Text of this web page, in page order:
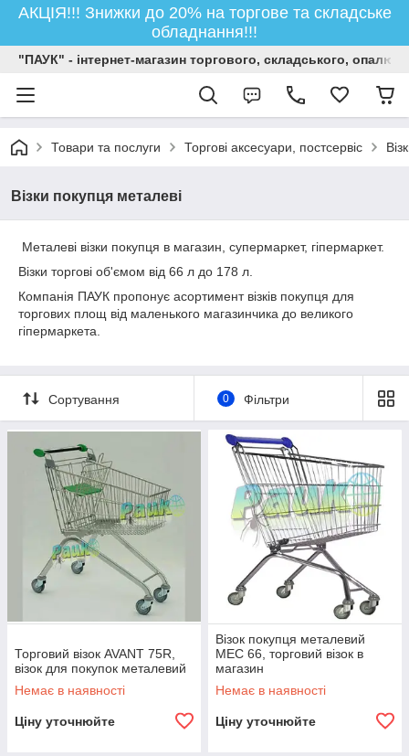
АКЦІЯ!!! Знижки до 20% на торгове та складське
обладнання!!!
"ПАУК" - інтернет-магазин торгового, складського,
Товари та послуги Торгові аксесуари, постсервіс
Візки покупця металеві
Металеві візки покупця в магазин, супермаркет, гіпермаркет.
Візки торгові об'ємом від 66 л до 178 л.
Компанія ПАУК пропонує асортимент візків покупця для
торгових площ від маленького магазинчика до великого
гіпермаркета.
Сортування 0 Фільтри
Торговий візок AVANT 75R,
візок для покупок металевий
Немає в наявності
Ціну уточнюйте
Візок покупця металевий
MEC 66, торговий візок в
магазин
Немає в наявності
Ціну уточнюйте